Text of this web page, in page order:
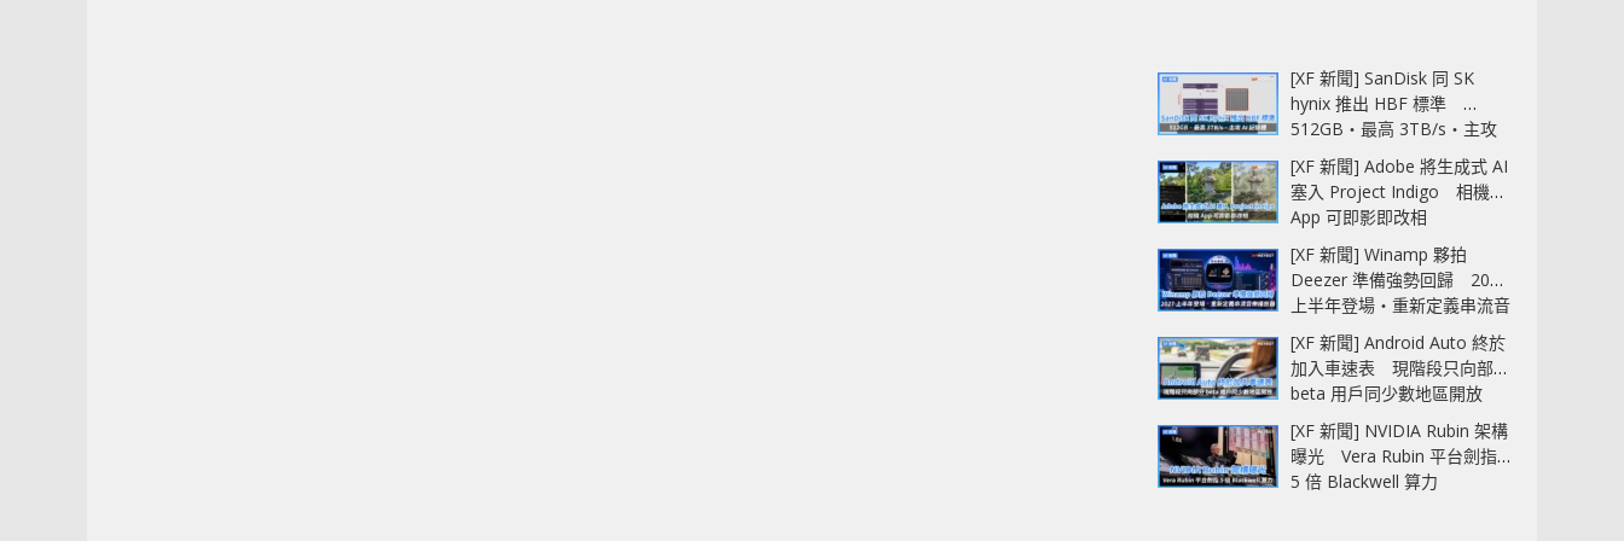
[XF 新聞] SanDisk 同 SK
hynix 推出 HBF 標準
512GB‧最高 3TB/s‧主攻
AI 記憶體
[XF 新聞] Adobe 將生成式 AI
塞入 Project Indigo 相機
App 可即影即改相
[XF 新聞] Winamp 夥拍
Deezer 準備強勢回歸 2027
上半年登場‧重新定義串流音
樂播放器
[XF 新聞] Android Auto 終於
加入車速表 現階段只向部分
beta 用戶同少數地區開放
[XF 新聞] NVIDIA Rubin 架構
曝光 Vera Rubin 平台劍指
5 倍 Blackwell 算力